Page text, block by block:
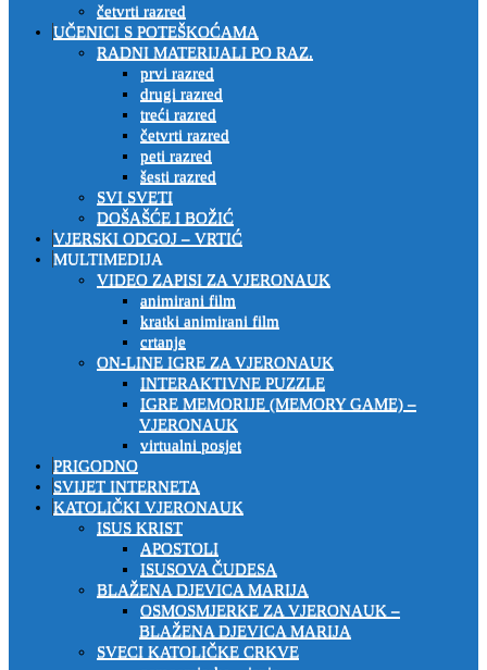
četvrti razred
UČENICI S POTEŠKOĆAMA
RADNI MATERIJALI PO RAZ.
prvi razred
drugi razred
treći razred
četvrti razred
peti razred
šesti razred
SVI SVETI
DOŠAŠĆE I BOŽIĆ
VJERSKI ODGOJ – VRTIĆ
MULTIMEDIJA
VIDEO ZAPISI ZA VJERONAUK
animirani film
kratki animirani film
crtanje
ON-LINE IGRE ZA VJERONAUK
INTERAKTIVNE PUZZLE
IGRE MEMORIJE (MEMORY GAME) –
VJERONAUK
virtualni posjet
PRIGODNO
SVIJET INTERNETA
KATOLIČKI VJERONAUK
ISUS KRIST
APOSTOLI
ISUSOVA ČUDESA
BLAŽENA DJEVICA MARIJA
OSMOSMJERKE ZA VJERONAUK –
BLAŽENA DJEVICA MARIJA
SVECI KATOLIČKE CRKVE